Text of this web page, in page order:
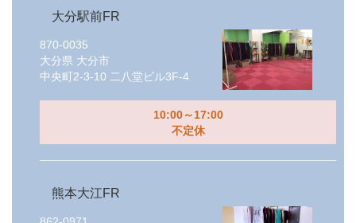
大分駅前FR
870-0035
大分県 大分市
中央町2-3-10 二八堂ビル3F-4
10:00～17:00
不定休
熊本大江FR